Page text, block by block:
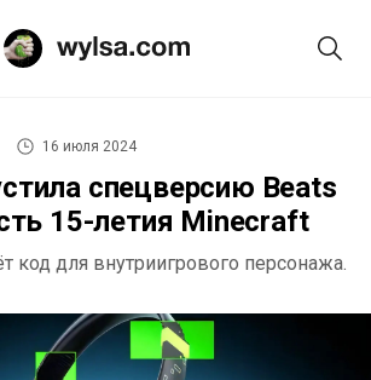
16 июля 2024
спецверсию Beats
15-летия Minecraft
код для внутриигрового персонажа.